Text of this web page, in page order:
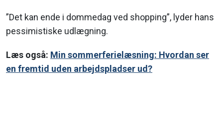
”Det kan ende i dommedag ved shopping”, lyder hans
pessimistiske udlægning.
Læs også: Min sommerferielæsning: Hvordan ser
en fremtid uden arbejdspladser ud?